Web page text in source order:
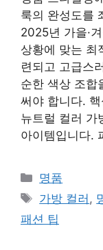
룩의 완성도를
2025년 가을·
상황에 맞는 최
련되고 고급스
순한 색상 조합
써야 합니다.
뉴트럴 컬러 가
아이템입니다.
카
테
리
명품
태
그
가방 컬러 ,
패션 팁